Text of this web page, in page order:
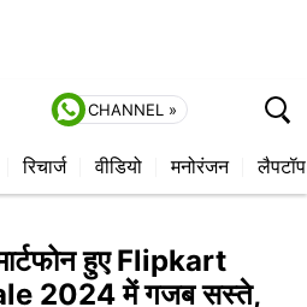
CHANNEL »
रिचार्ज वीडियो मनोरंजन लैपटॉप
हुए Flipkart
2024 में गजब सस्ते,